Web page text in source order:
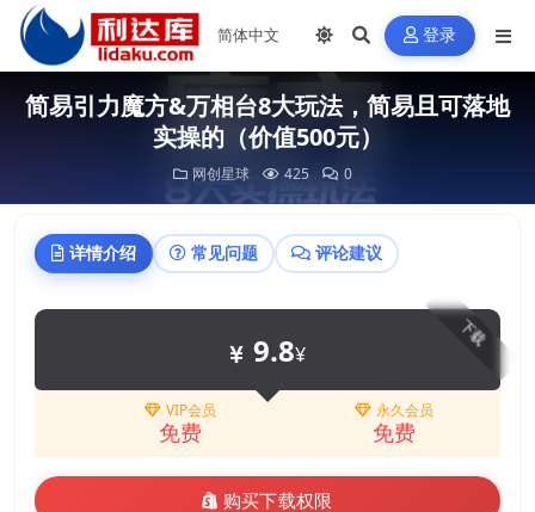
登录
简易引力魔方&万相台8大玩法，简易且可落地
实操的（价值500元）
网创星球 425 0
详情介绍 常见问题 评论建议
下载
9.8¥
VIP会员
免费
永久会员
免费
购买下载权限